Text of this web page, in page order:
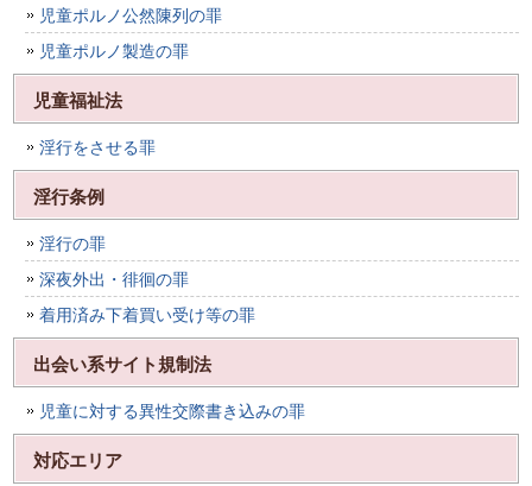
児童ポルノ公然陳列の罪
児童ポルノ製造の罪
児童福祉法
淫行をさせる罪
淫行条例
淫行の罪
深夜外出・徘徊の罪
着用済み下着買い受け等の罪
出会い系サイト規制法
児童に対する異性交際書き込みの罪
対応エリア